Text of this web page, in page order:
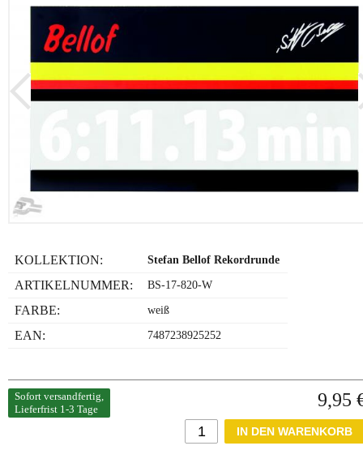
KOLLEKTION: Stefan Bellof Rekordrunde
ARTIKELNUMMER: BS-17-820-W
FARBE: weiß
EAN: 7487238925252
Sofort versandfertig,
Lieferfrist 1-3 Tage
9,95